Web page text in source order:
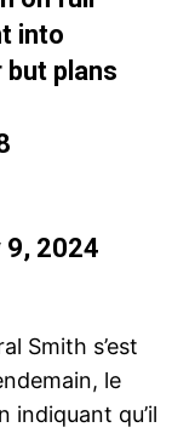
into
plans
9, 2024
Smith s’est
le
indiquant qu’il